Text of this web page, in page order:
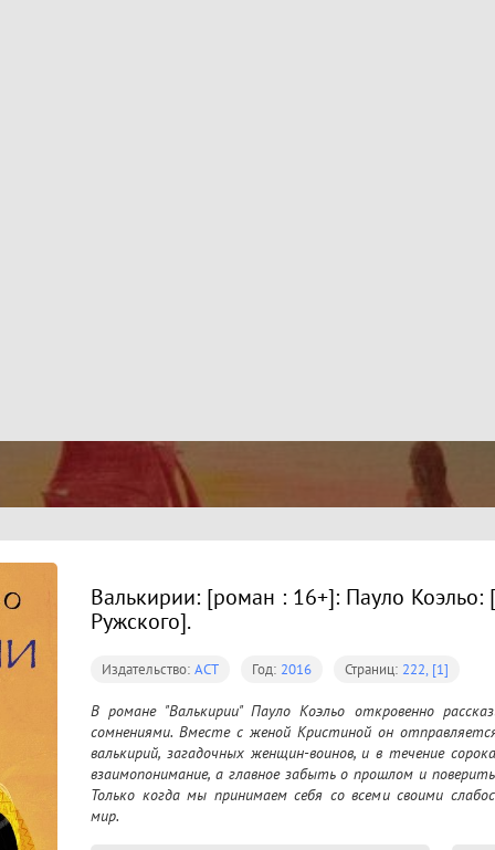
Валькирии: [роман : 16+]: Пауло Коэльо:
Ружского].
Издательство: АСТ Год: 2016 Страниц: 222, [1]
В романе "Валькирии" Пауло Коэльо откровенно
сомнениями. Вместе с женой Кристиной он
валькирий, загадочных женщин-воинов, и в течение
взаимопонимание, а главное забыть о прошлом и
Только когда мы принимаем себя со всеми своими
мир.